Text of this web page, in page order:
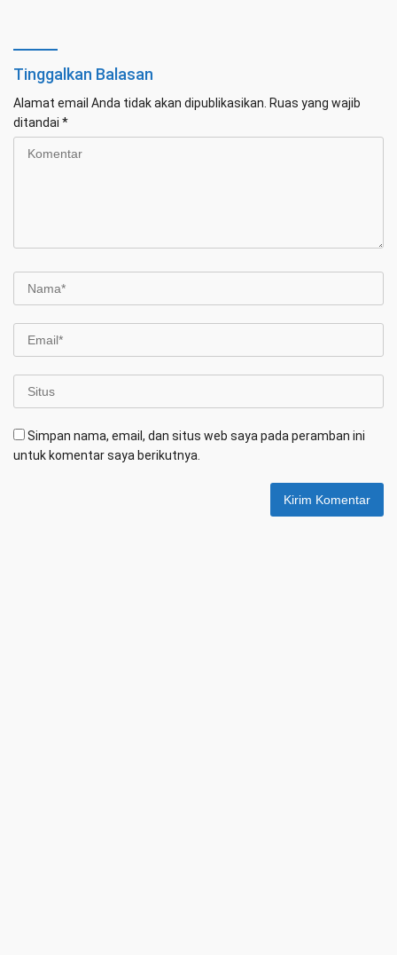
Tinggalkan Balasan
Alamat email Anda tidak akan dipublikasikan. Ruas yang wajib
ditandai *
Simpan nama, email, dan situs web saya pada peramban ini
untuk komentar saya berikutnya.